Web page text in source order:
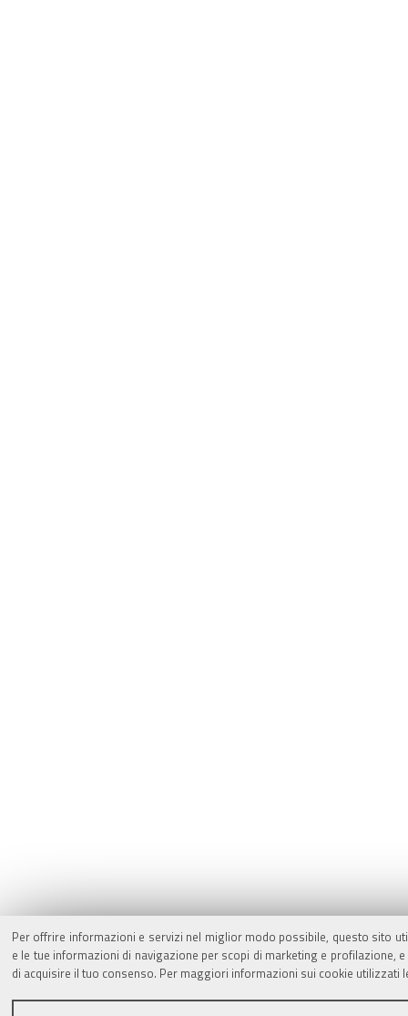
Per offrire informazioni e servizi nel miglior modo possibile, questo sito
e le tue informazioni di navigazione per scopi di marketing e
di acquisire il tuo consenso. Per maggiori informazioni sui cookie utilizzati